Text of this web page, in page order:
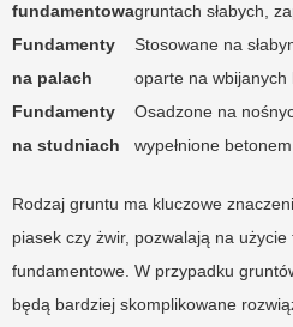
fundamentowagruntach słabych,
Fundamenty
na palach
Stosowane na
oparte na wbijanych
Fundamenty
na studniach
Osadzone na
wypełnione
Rodzaj gruntu ma kluczowe
piasek czy żwir, pozwalają na użycie
fundamentowe. W przypadku
będą bardziej skomplikowane